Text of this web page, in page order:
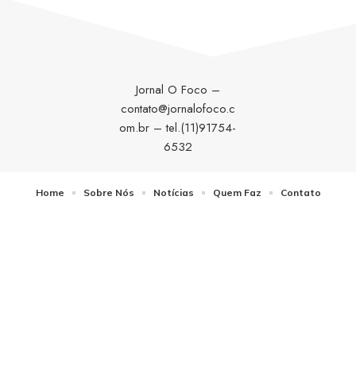
Jornal O Foco –
contato@jornalofoco.c
om.br – tel.(11)91754-
6532
Home Sobre Nós Notícias Quem Faz Contato